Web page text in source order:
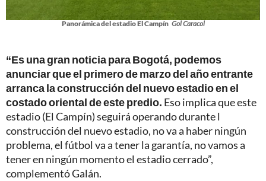
Panorámica del estadio El Campín Gol Caracol
“Es una gran noticia para Bogotá, podemos
anunciar que el primero de marzo del año entrante
arranca la construcción del nuevo estadio en el
costado oriental de este predio. Eso implica que este
estadio (El Campín) seguirá operando durante l
construcción del nuevo estadio, no va a haber ningún
problema, el fútbol va a tener la garantía, no vamos a
tener en ningún momento el estadio cerrado”,
complementó Galán.